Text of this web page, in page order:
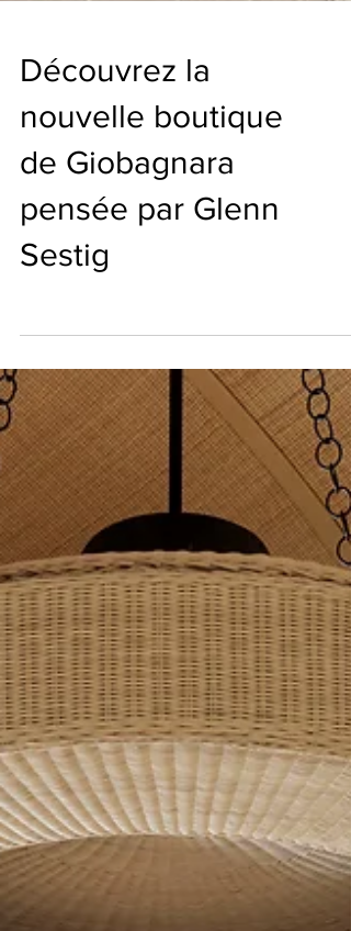
Découvrez la
nouvelle boutique
de Giobagnara
pensée par Glenn